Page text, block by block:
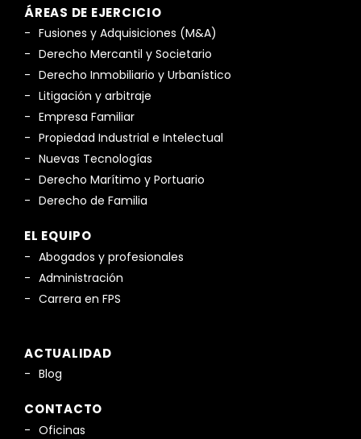
ÁREAS DE EJERCICIO
Fusiones y Adquisiciones (M&A)
Derecho Mercantil y Societario
Derecho Inmobiliario y Urbanístico
Litigación y arbitraje
Empresa Familiar
Propiedad Industrial e Intelectual
Nuevas Tecnologías
Derecho Marítimo y Portuario
Derecho de Familia
EL EQUIPO
Abogados y profesionales
Administración
Carrera en FPS
ACTUALIDAD
Blog
CONTACTO
Oficinas